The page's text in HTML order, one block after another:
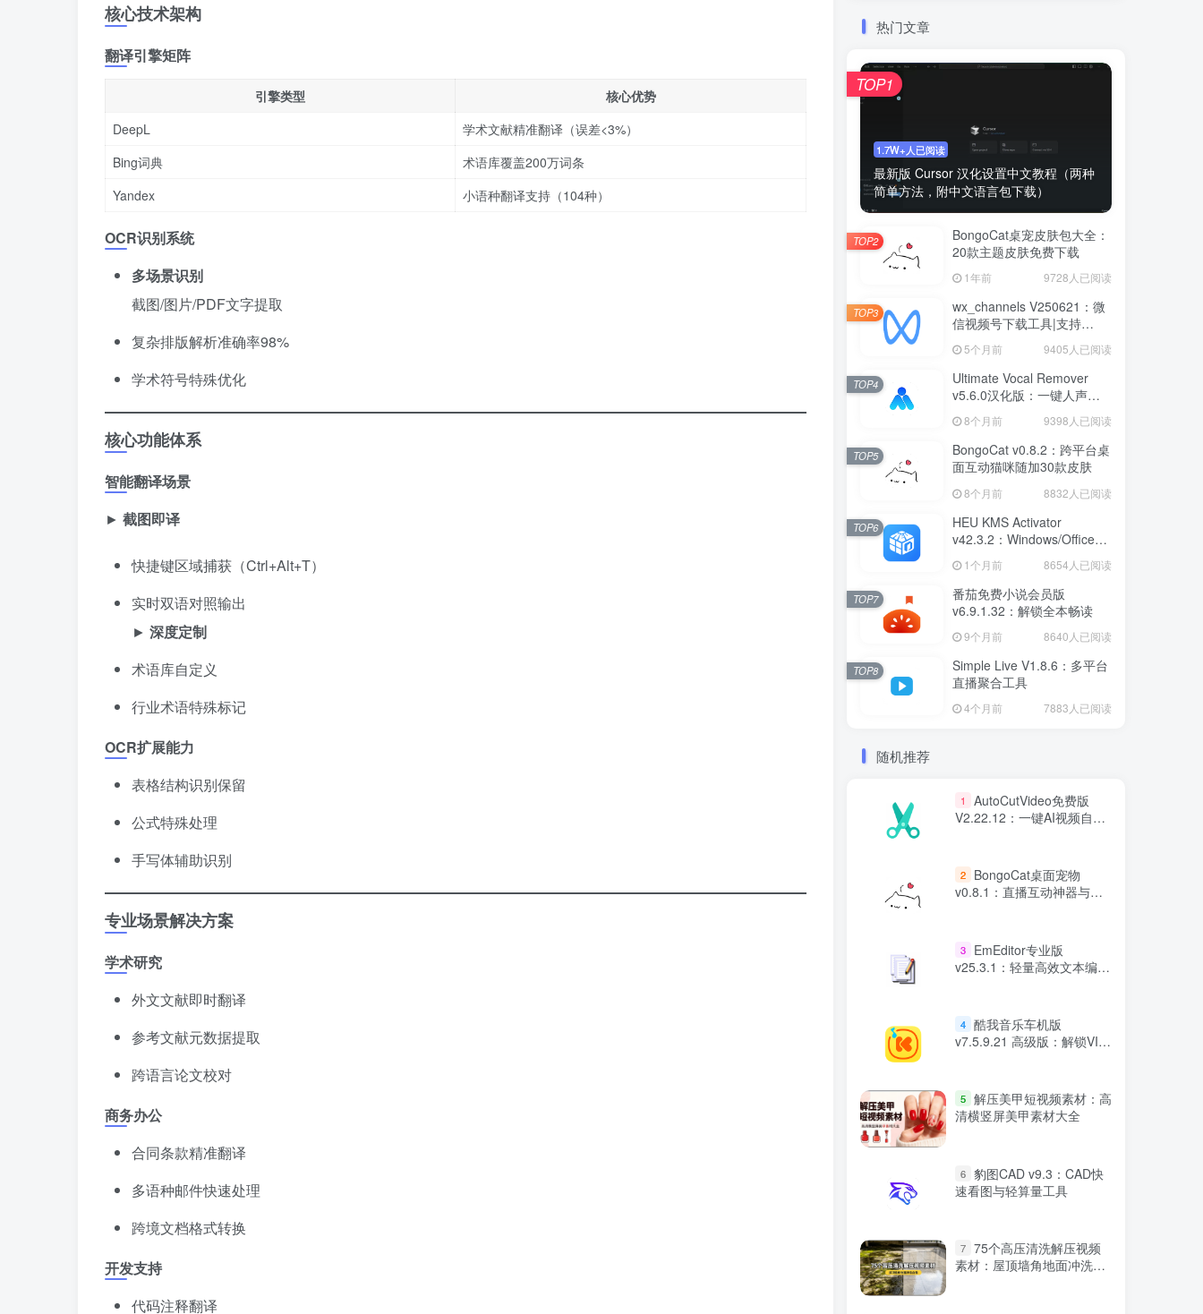
核心技术架构
翻译引擎矩阵
引擎类型
核心优势
DeepL
学术文献精准翻译（误差<3%）
Bing词典
术语库覆盖200万词条
Yandex
小语种翻译支持（104种）
OCR识别系统
多场景识别
截图/图片/PDF文字提取
复杂排版解析准确率98%
学术符号特殊优化
核心功能体系
智能翻译场景
► ​ 截图即译
快捷键区域捕获（Ctrl+Alt+T）
实时双语对照输出
► ​ 深度定制
术语库自定义
行业术语特殊标记
OCR扩展能力
表格结构识别保留
公式特殊处理
手写体辅助识别
专业场景解决方案
学术研究
外文文献即时翻译
参考文献元数据提取
跨语言论文校对
商务办公
合同条款精准翻译
多语种邮件快速处理
跨境文档格式转换
开发支持
代码注释翻译
模块化扩展系统
热门文章
1.7W+人已阅读
最新版 Cursor 汉化设置中文教程（两种
简单方法，附中文语言包下载）
TOP1
BongoCat桌宠皮肤包大全：
20款主题皮肤免费下载
1年前 9728人已阅读
TOP2
wx_channels V250621：微
信视频号下载工具|支持
Win/macOS
5个月前 9405人已阅读
TOP3
Ultimate Vocal Remover
v5.6.0汉化版：一键人声分
离工具
8个月前 9398人已阅读
TOP4
BongoCat v0.8.2：跨平台桌
面互动猫咪随加30款皮肤
8个月前 8832人已阅读
TOP5
HEU KMS Activator
v42.3.2：Windows/Office智
1个月前 8654人已阅读
TOP6
番茄免费小说会员版
v6.9.1.32：解锁全本畅读
9个月前 8640人已阅读
TOP7
Simple Live V1.8.6：多平台
直播聚合工具
4个月前 7883人已阅读
TOP8
随机推荐
1
AutoCutVideo免费版
V2.22.12：一键AI视频自动
2
BongoCat桌面宠物
v0.8.1：直播互动神器与键
3
EmEditor专业版
v25.3.1：轻量高效文本编辑
4 酷我音乐车机版
v7.5.9.21 高级版：解锁VIP
5 解压美甲短视频素材：高
清横竖屏美甲素材大全
6 豹图CAD v9.3：CAD快
速看图与轻算量工具
7 75个高压清洗解压视频
素材：屋顶墙角地面冲洗合